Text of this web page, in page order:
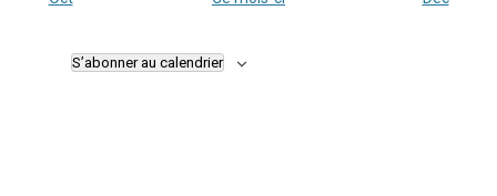
S’abonner au calendrier